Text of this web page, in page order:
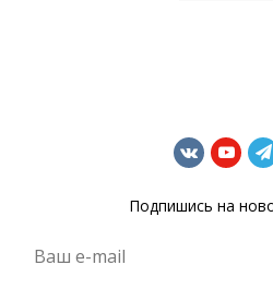
Подпишись на
Ваш e-mail